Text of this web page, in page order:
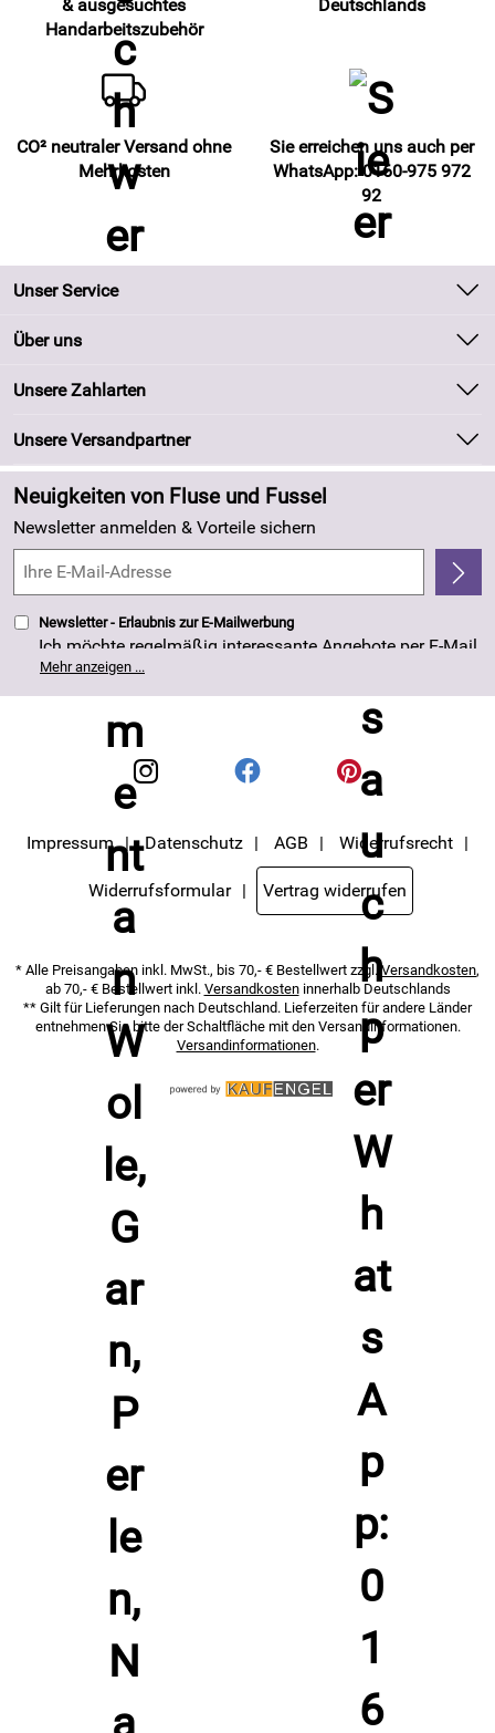
& ausgesuchtes
Handarbeitszubehör
Deutschlands
CO² neutraler Versand ohne
Mehrkosten
Sie erreichen uns auch per
WhatsApp: 0160-975 972
92
Unser Service
Kontakt
Kundeninformationen
Newsletter
Zahlung und Versand
Kundenlogin
Über uns
Unsere Bestseller
Neu
Angebote
Made in Germany
4,8/5
Unsere Zahlarten
Unsere Versandpartner
Neuigkeiten von Fluse und Fussel
Newsletter anmelden & Vorteile sichern
Newsletter - Erlaubnis zur E-Mailwerbung
Ich möchte regelmäßig interessante Angebote per E-Mail
erhalten. Meine E-Mail-Adresse wird nicht an andere
Unternehmen weitergegeben. Die Einwilligung zur
Nutzung meiner E-Mail- Adresse für Werbezwecke kann
Datenschutzerklärung habe ich zur Kenntnis
genommen.
Mehr anzeigen ...
Impressum Datenschutz AGB Widerrufsrecht
Widerrufsformular Vertrag widerrufen
* Alle Preisangaben inkl. MwSt., bis 70,- € Bestellwert zzgl. Versandkosten,
ab 70,- € Bestellwert inkl. Versandkosteninnerhalb Deutschlands
** Gilt für Lieferungen nach Deutschland. Lieferzeiten für andere Länder
entnehmen Sie bitte der Schaltfläche mit den Versandinformationen.
Versandinformationen.